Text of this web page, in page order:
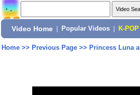
Video Home Popular Videos K-POP
Home>> Previous Page>> Princess Luna